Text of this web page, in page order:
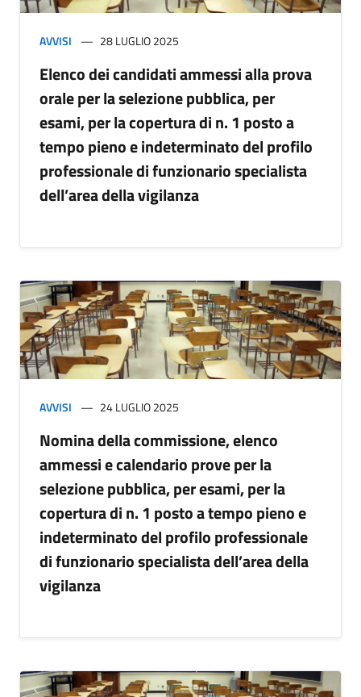
AVVISI 28 LUGLIO 2025
Elenco dei candidati ammessi alla prova
orale per la selezione pubblica, per
esami, per la copertura di n. 1 posto a
tempo pieno e indeterminato del profilo
professionale di funzionario specialista
dell’area della vigilanza
AVVISI 24 LUGLIO 2025
Nomina della commissione, elenco
ammessi e calendario prove per la
selezione pubblica, per esami, per la
copertura di n. 1 posto a tempo pieno e
indeterminato del profilo professionale
di funzionario specialista dell’area della
vigilanza